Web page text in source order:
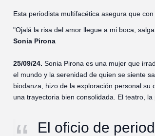
Esta periodista multifacética asegura que
"Ojalá la risa del amor llegue a mi boca,
Sonia Pirona
25/09/24. Sonia Pirona es una mujer que
el mundo y la serenidad de quien se siente
biodanza, hizo de la exploración personal
una trayectoria bien consolidada. El teatro,
El oficio de